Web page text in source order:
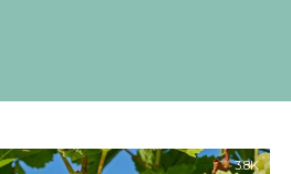
3.8K